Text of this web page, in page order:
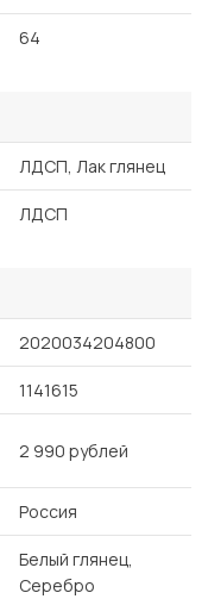
64
ЛДСП, Лак глянец
ЛДСП
2020034204800
1141615
2 990 рублей
Россия
Белый глянец,
Серебро